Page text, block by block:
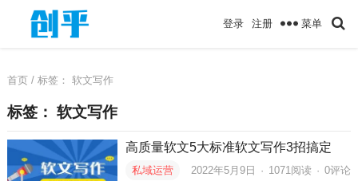
登录 注册 菜单
首页/ 标签： 软文写作
标签： 软文写作
高质量软文5大标准软文写作3招搞定
私域运营 2022年5月9日 · 1071 阅读 · 0评论